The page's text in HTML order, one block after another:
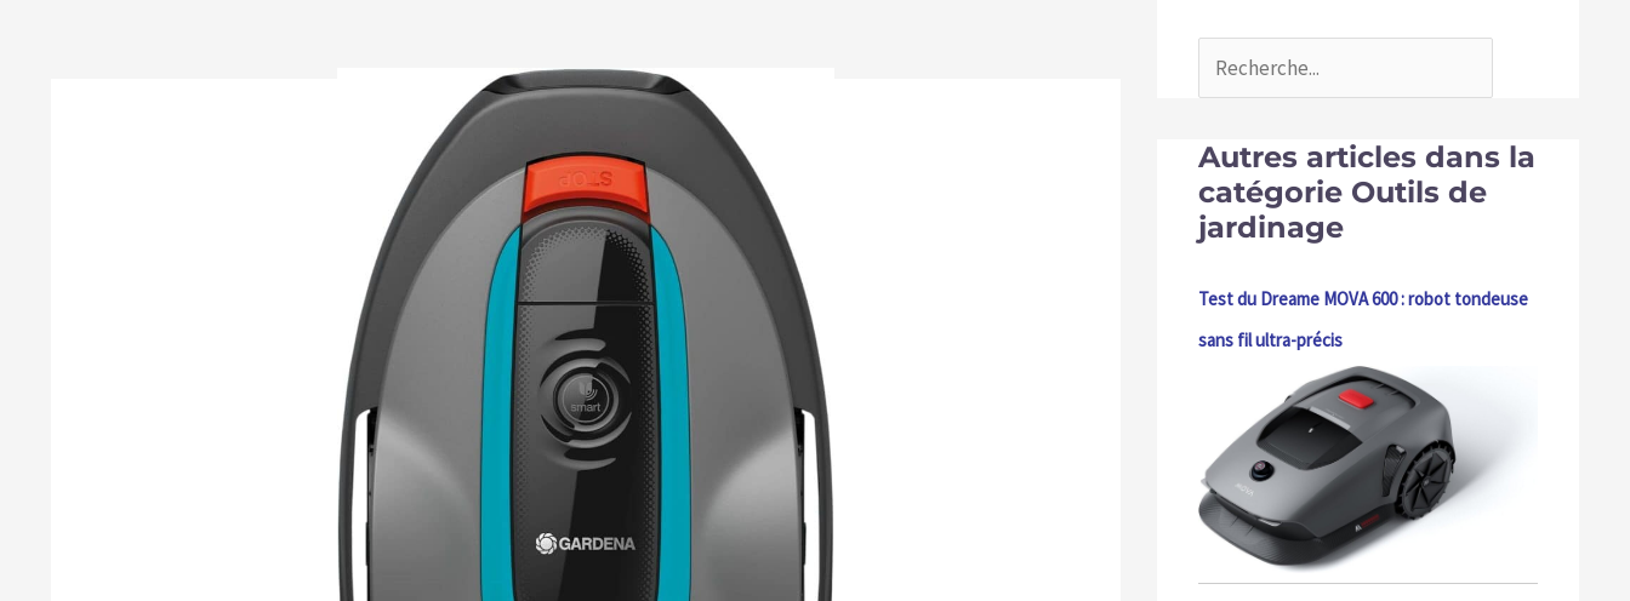
Autres articles dans la
catégorie Outils de
jardinage
Test du Dreame MOVA 600 : robot tondeuse
sans fil ultra-précis